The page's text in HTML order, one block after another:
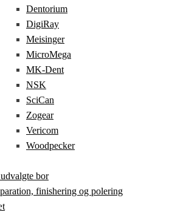
Dentorium
DigiRay
Meisinger
MicroMega
MK-Dent
NSK
SciCan
Zogear
Vericom
Woodpecker
bor
finishering og polering